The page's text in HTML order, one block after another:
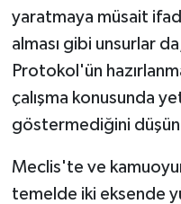
yaratmaya müsait
alması gibi unsurlar
Protokol'ün
çalışma konusunda
göstermediğini
Meclis'te ve
temelde iki eksende